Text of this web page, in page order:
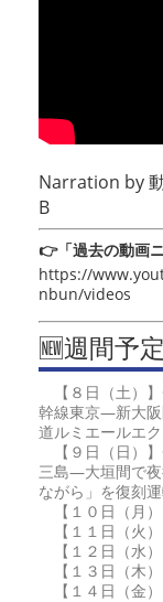
Narration by
B
👉「過去の動画
https://
nbun/videos
🆕週間予
【８日（土）
幹線東京―新大
道ルミエールエ
【９日（日）
三島―大垣間で
ながら」を復刻
【１０日（月）
【１１日（火
【１２日（水）
【１３日（木）
【１４日（金）